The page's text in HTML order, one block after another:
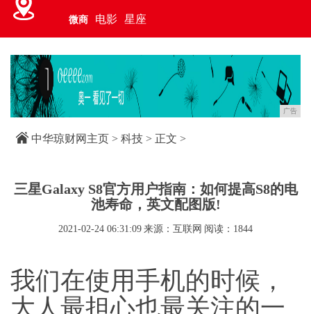
微商 电影 星座
广告
中华琼财网主页 > 科技 > 正文 >
三星Galaxy S8官方用户指南：如何提高S8的电
池寿命，英文配图版!
2021-02-24 06:31:09 来源：互联网 阅读：1844
我们在使用手机的时候，
大人最担心也最关注的一